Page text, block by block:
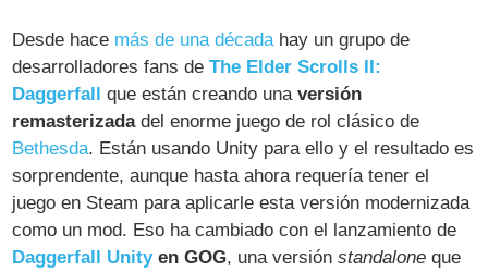
Desde hace más de una décadahay un grupo de
desarrolladores fans deThe Elder Scrolls II:
Daggerfall que están creando unaversión
remasterizadadel enorme juego de rol clásico de
Bethesda. Están usando Unity para ello y el resultado es
sorprendente, aunque hasta ahora requería tener el
juego en Steam para aplicarle esta versión modernizada
como un mod. Eso ha cambiado con el lanzamiento de
Daggerfall Unity en GOG, una versiónstandalone que